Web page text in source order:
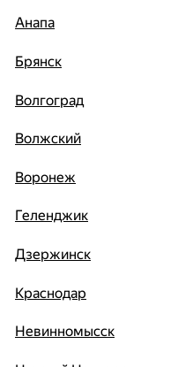
Анапа
Брянск
Волгоград
Волжский
Воронеж
Геленджик
Дзержинск
Краснодар
Невинномысск